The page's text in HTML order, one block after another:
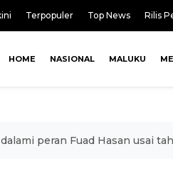
Terpopuler Top News Rilis
HOME NASIONAL MALUKU
peran Fuad Hasan usai